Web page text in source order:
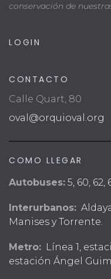
conservación de
LOGIN
CONTACTO
Calle Quart, 80
oval@orquioval.org
COMO LLEGAR
Autobuses: 5, 60, 62,
Interurbanos:
Manises y Torrente.
Metro: Línea 1,
estación Ángel